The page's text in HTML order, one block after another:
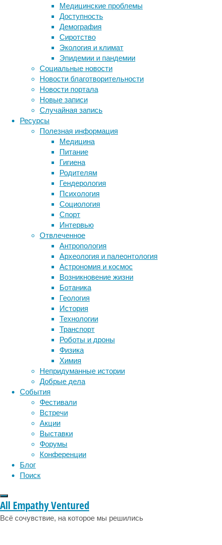
Медицинские проблемы
Доступность
Демография
Сиротство
Экология и климат
Эпидемии и пандемии
Социальные новости
Новости благотворительности
Новости портала
Новые записи
Случайная запись
Ресурсы
Полезная информация
Медицина
Питание
Гигиена
Родителям
Гендерология
Психология
Социология
Спорт
Интервью
Отвлеченное
Антропология
Археология и палеонтология
Астрономия и космос
Возникновение жизни
Ботаника
Геология
История
Технологии
Транспорт
Роботы и дроны
Физика
Химия
Непридуманные истории
Добрые дела
События
Фестивали
Встречи
Акции
Выставки
Форумы
Конференции
Блог
Поиск
All Empathy Ventured
Всё сочувствие, на которое мы решились
более
агрессивный
вариант,
который
однажды
сменит
ее
на
престоле.
Но
пока
события
развиваются
совсем
не
так.
Рассказываем,
как
Японии,
России
ЮАР
на
смену
дельте
пришли
другие
варианты
—
том,
что
из
этого
вышло.
ноябре
2020
Метки
ДНК бактерии биология
биотехнология вирусы
генетика дети
здоровье
инструменты и методы
исследования
лекарства медицина
мозг наука неврология
нейробиология
нейрофизиология
поведение
сон социальные проблемы
физиология
эмоции эпидемия